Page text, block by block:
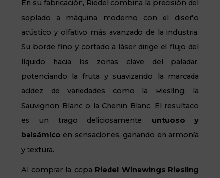
En su fabricación, Riedel combina la precisión del
soplado a máquina moderno con el diseño
acústico y olfativo más avanzado de la industria.
Su borde fino y cortado a láser dirige el flujo del
líquido hacia las zonas clave del paladar,
potenciando la fruta y suavizando la marcada
acidez de variedades como la Riesling, la
Sauvignon Blanc o la Chenin Blanc. El resultado
es un trago deliciosamente untuoso y
balsámico en sensaciones, ganando en armonía
y textura.
Al comprar la copa Riedel Winewings Riesling